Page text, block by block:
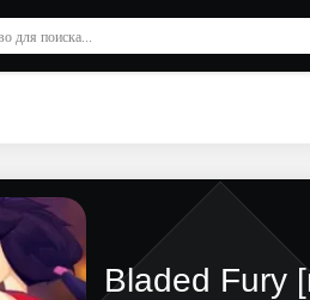
Bladed Fury